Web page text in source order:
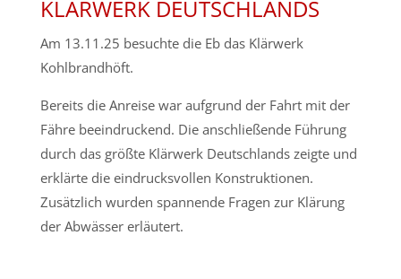
LÄRWERK DEUTSCHLANDS
Am 13.11.25 besuchte die Eb das Klärwerk
Kohlbrandhöft.
Bereits die Anreise war aufgrund der Fahrt mit der
Fähre beeindruckend. Die anschließende Führung
durch das größte Klärwerk Deutschlands zeigte und
erklärte die eindrucksvollen Konstruktionen.
Zusätzlich wurden spannende Fragen zur Klärung
der Abwässer erläutert.